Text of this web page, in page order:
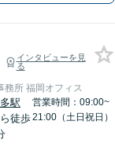
インタビューを見
る
務所 福岡オフィス
駅
徒歩
営業時間：09:00~
21:00（土日祝日）